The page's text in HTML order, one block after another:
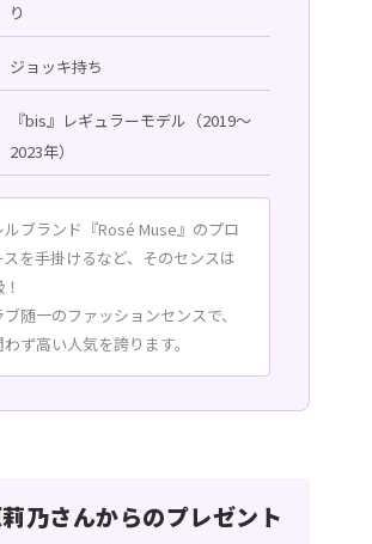
り
ジョッキ持ち
『bis』レギュラーモデル（2019〜
2023年）
ルブランド『Rosé Muse』のプロ
スを手掛けるなど、そのセンスは
随一のファッションセンスで、
ず高い人気を誇ります。
乃さんからのプレゼント